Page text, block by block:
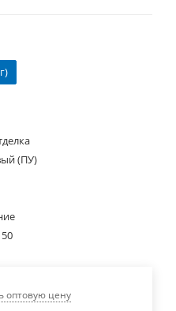
(ПУ)
оптовую цену